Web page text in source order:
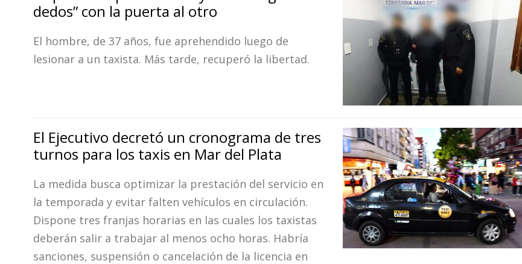
dedos” con la puerta al otro
El hombre, de 37 años, fue aprehendido luego de
lesionar a un taxista. Más tarde, recuperó la libertad.
El Ejecutivo decretó un cronograma de tres
turnos para los taxis en Mar del Plata
La medida busca optimizar la prestación del servicio en
la temporada y evitar falten vehículos en circulación.
Dispone tres franjas horarias en las cuales los taxistas
deberán salir a trabajar al menos ocho horas. Habría
sanciones, suspensión o cancelación de la licencia en